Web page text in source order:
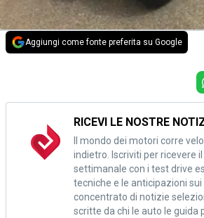
Aggiungi come fonte preferita su Google
RICEVI LE NOSTRE
Il mondo dei motori corre
indietro. Iscriviti per ricevere
settimanale con i test drive
tecniche e le anticipazioni sui
concentrato di notizie
scritte da chi le auto le guida